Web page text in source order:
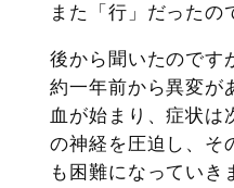
また「行」だったの
後から聞いたのです
約一年前から異変が
血が始まり、症状は
の神経を圧迫し、そ
も困難になっていき